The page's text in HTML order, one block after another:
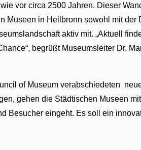
vor circa 2500 Jahren. Dieser
Museen in Heilbronn sowohl mit der
aktiv mit. „Aktuell
begrüßt Museumsleiter Dr.
of Museum verabschiedeten
gehen die Städtischen Museen
Besucher eingeht. Es soll ein